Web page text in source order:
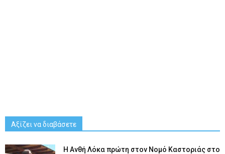
Αξίζει να διαβάσετε
Η Ανθή Λόκα πρώτη στον Νομό Καστοριάς στο